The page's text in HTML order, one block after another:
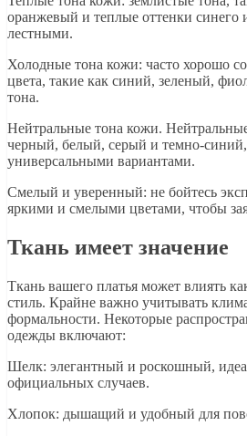
оранжевый и теплые оттенки синего
лестными.
Холодные тона кожи: часто хорошо
цвета, такие как синий, зеленый,
тона.
Нейтральные тона кожи.
черный, белый, серый и темно-
универсальными вариантами.
Смелый и уверенный: не бойтесь
яркими и смелыми цветами, чтобы
Ткань имеет значение
Ткань вашего платья может влиять
стиль. Крайне важно учитывать
формальности. Некоторые
одежды включают:
Шелк: элегантный и роскошный,
официальных случаев.
Хлопок: дышащий и удобный для